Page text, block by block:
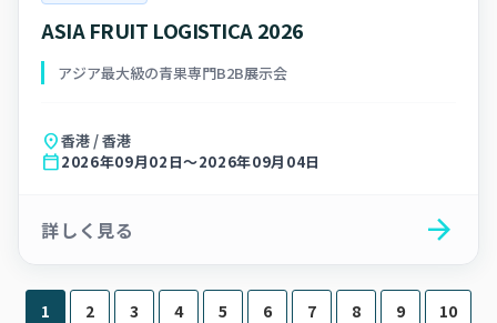
ASIA FRUIT LOGISTICA 2026
アジア最大級の青果専門B2B展示会
location_on香港 / 香港
calendar_today2026年09月02日～2026年09月04日
詳しく見る arrow_forward
1 2 3 4 5 6 7 8 9 10